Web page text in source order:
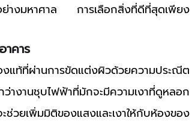
อย่างมหาศาล การเลือกสิ่งที่ดีที่สุดเพียง
คาร
แท้ที่ผ่านการขัดแต่งผิวด้วยความประณีต
างานชุบไฟฟ้าที่มักจะมีความเงาที่ดูหลอก
ช่วยเพิ่มมิติของแสงและเงาให้กับห้องของ